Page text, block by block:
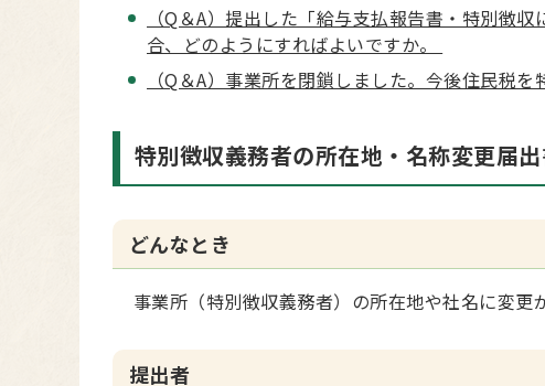
（Q＆A）提出した「給与支払報告書・特別徴
合、どのようにすればよいですか。
（Q＆A）事業所を閉鎖しました。今後住民税を
特別徴収義務者の所在地・名称変更届
どんなとき
事業所（特別徴収義務者）の所在地や社名に変
提出者